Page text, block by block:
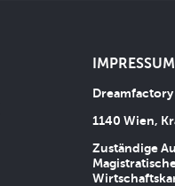
1140 Wien,
Zuständige